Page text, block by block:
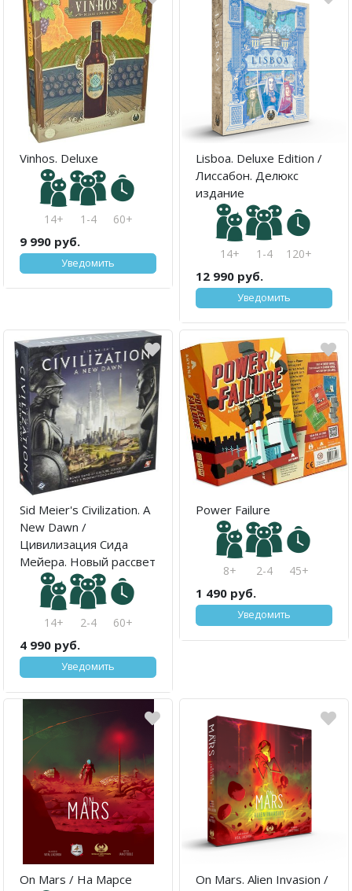
Vinhos. Deluxe
14+ 1-4 60+
9 990 руб.
Уведомить
Lisboa. Deluxe Edition /
Лиссабон. Делюкс
издание
14+ 1-4 120+
12 990 руб.
Уведомить
Sid Meier's Civilization. A
New Dawn /
Цивилизация Сида
Мейера. Новый рассвет
14+ 2-4 60+
4 990 руб.
Уведомить
Power Failure
8+ 2-4 45+
1 490 руб.
Уведомить
On Mars / На Марсе
On Mars. Alien Invasion /